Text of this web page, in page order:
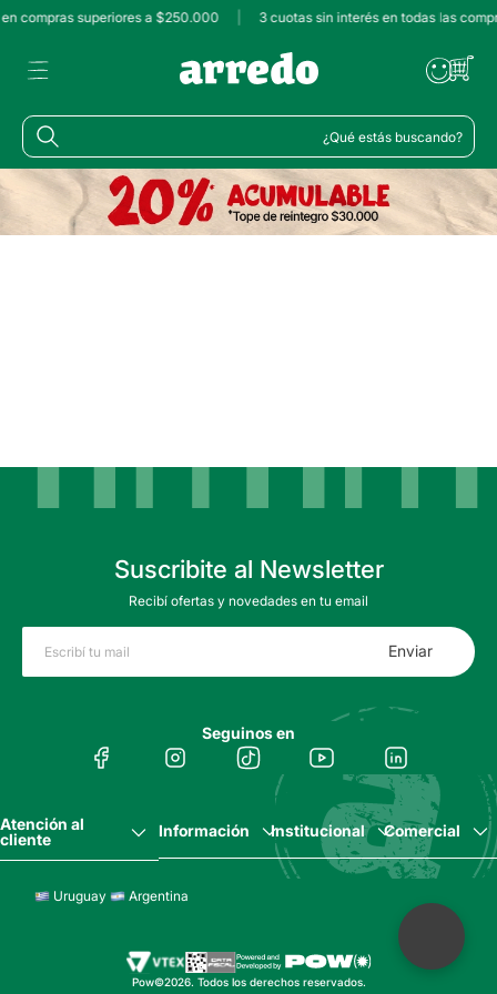
compras superiores a $250.000 3 cuotas sin interés en todas las
¿Qué estás buscando?
Suscribite al Newsletter
Recibí ofertas y novedades en tu email
Enviar
Seguinos en
Atención al
cliente
Información Institucional Comercial
Uruguay Argentina
Pow©2026. Todos los derechos reservados.